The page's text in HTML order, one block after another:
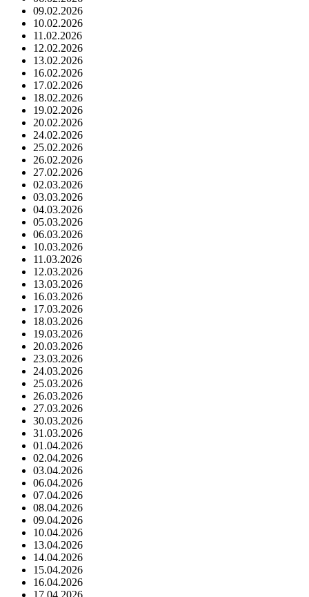
09.02.2026
10.02.2026
11.02.2026
12.02.2026
13.02.2026
16.02.2026
17.02.2026
18.02.2026
19.02.2026
20.02.2026
24.02.2026
25.02.2026
26.02.2026
27.02.2026
02.03.2026
03.03.2026
04.03.2026
05.03.2026
06.03.2026
10.03.2026
11.03.2026
12.03.2026
13.03.2026
16.03.2026
17.03.2026
18.03.2026
19.03.2026
20.03.2026
23.03.2026
24.03.2026
25.03.2026
26.03.2026
27.03.2026
30.03.2026
31.03.2026
01.04.2026
02.04.2026
03.04.2026
06.04.2026
07.04.2026
08.04.2026
09.04.2026
10.04.2026
13.04.2026
14.04.2026
15.04.2026
16.04.2026
17.04.2026